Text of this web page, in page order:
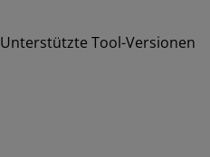
Unterstützte Tool-Versionen